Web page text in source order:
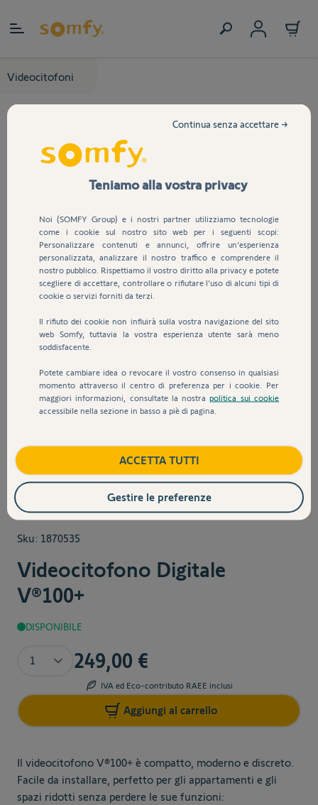
Videocitofoni
View larger imageView larger imageView larger imageView larger
Sku: 1870535
Videocitofono Digitale
V®100+
DISPONIBILE
249,00 €
IVA ed Eco-contributo RAEE inclusi
Aggiungi al carrello
Il videocitofono V®100+ è compatto, moderno e discreto.
Facile da installare, perfetto per gli appartamenti e gli
spazi ridotti senza perdere le sue funzioni:
Teniamo alla vostra privacy
Noi (SOMFY Group) e i nostri partner utilizziamo tecnologie
come i cookie sul nostro sito web per i seguenti scopi:
Personalizzare contenuti e annunci, offrire un'esperienza
personalizzata, analizzare il nostro traffico e comprendere il
nostro pubblico. Rispettiamo il vostro diritto alla privacy e potete
scegliere di accettare, controllare o rifiutare l'uso di alcuni tipi di
cookie o servizi forniti da terzi.
Il rifiuto dei cookie non influirà sulla vostra navigazione del sito
web Somfy, tuttavia la vostra esperienza utente sarà meno
soddisfacente.
Potete cambiare idea o revocare il vostro consenso in qualsiasi
momento attraverso il centro di preferenza per i cookie. Per
maggiori informazioni, consultate la nostrapolitica sui cookie
accessibile nella sezione in basso a piè di pagina.
Continua senza accettare →
ACCETTA TUTTI
Gestire le preferenze